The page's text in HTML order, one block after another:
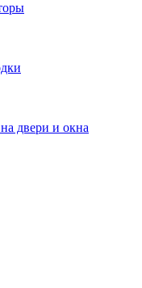
двери и окна